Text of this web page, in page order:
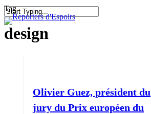
Skip
to
main
content
Close
Search
Tag
design
Olivier Guez, président du
jury du Prix européen du